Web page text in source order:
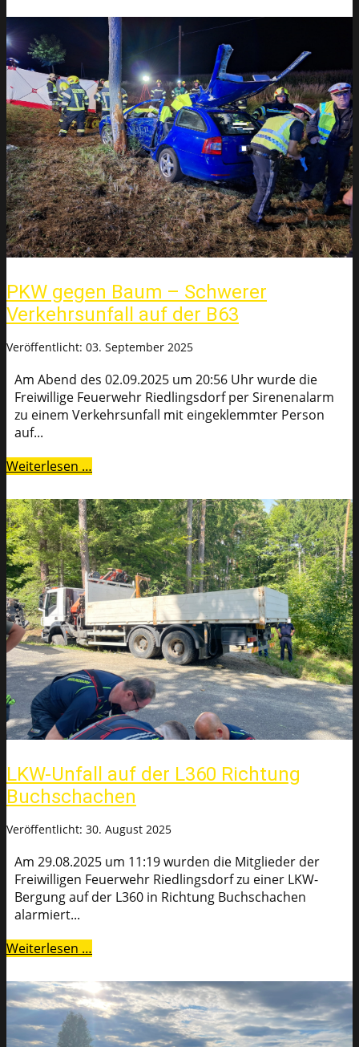
PKW gegen Baum – Schwerer
Verkehrsunfall auf der B63
Veröffentlicht: 03. September 2025
Am Abend des 02.09.2025 um 20:56 Uhr wurde die
Freiwillige Feuerwehr Riedlingsdorf per Sirenenalarm
zu einem Verkehrsunfall mit eingeklemmter Person
auf...
Weiterlesen …
LKW-Unfall auf der L360 Richtung
Buchschachen
Veröffentlicht: 30. August 2025
Am 29.08.2025 um 11:19 wurden die Mitglieder der
Freiwilligen Feuerwehr Riedlingsdorf zu einer LKW-
Bergung auf der L360 in Richtung Buchschachen
alarmiert...
Weiterlesen …